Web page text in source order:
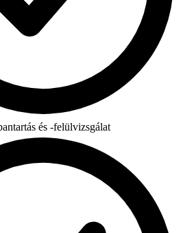
és -felülvizsgálat